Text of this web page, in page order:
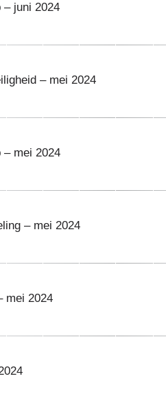
– juni 2024
– mei 2024
– mei 2024
– mei 2024
mei 2024